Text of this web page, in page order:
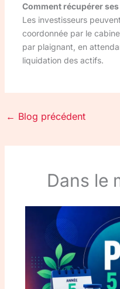
Comment récupérer
Les investisseurs
coordonnée par le
par plaignant, en
liquidation des actifs.
← Blog précédent
Dans le